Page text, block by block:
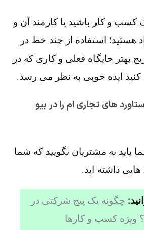
و کار باشید یا کارمند آن و
هستید؛ استفاده از چند خط در
بهتر جایگاه فعلی و کاری که در
ایده خوبی به نظر می رسد.
های تجاری ام را در بیو
باید به مشتریان بگویید که شما
داشته اید.
چگونه یک پیج شرکتی در
ویژه کسب و کارها